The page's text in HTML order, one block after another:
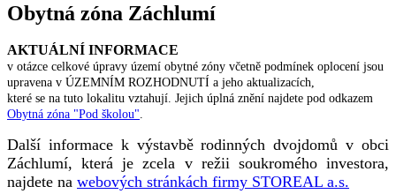
Obytná zóna Záchlumí
AKTUÁLNÍ INFORMACE
v otázce celkové úpravy území obytné zóny včetně podmínek oplocení jsou
upravena v ÚZEMNÍM ROZHODNUTÍ a jeho aktualizacích,
které se na tuto lokalitu vztahují. Jejich úplná znění najdete pod odkazem
Obytná zóna "Pod školou".
Další informace k výstavbě rodinných dvojdomů v obci
Záchlumí, která je zcela v režii soukromého investora,
najdete na webových stránkách firmy STOREAL a.s.